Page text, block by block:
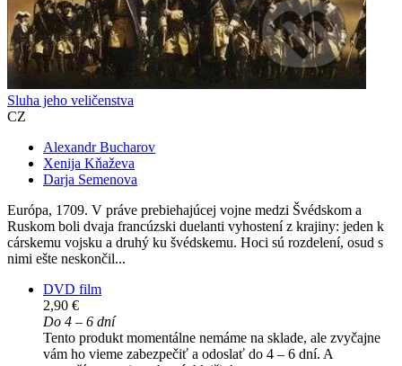
Sluha jeho veličenstva
CZ
Alexandr Bucharov
Xenija Kňaževa
Darja Semenova
Európa, 1709. V práve prebiehajúcej vojne medzi Švédskom a
Ruskom boli dvaja francúzski duelanti vyhostení z krajiny: jeden k
cárskemu vojsku a druhý ku švédskemu. Hoci sú rozdelení, osud s
nimi ešte neskončil...
DVD film
2,90 €
Do 4 – 6 dní
Tento produkt momentálne nemáme na sklade, ale zvyčajne
vám ho vieme zabezpečiť a odoslať do 4 – 6 dní. A